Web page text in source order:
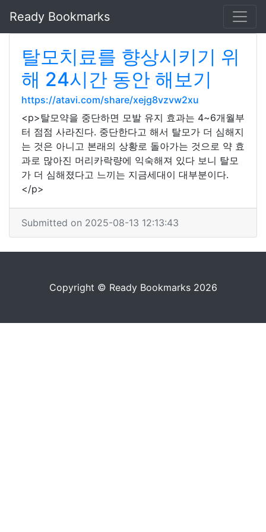
Ready Bookmarks
탈모치료를 향상시키기 위
해 24시간 동안 해보기
https://atavi.com/share/xejg8vzvw2xu
<p>탈모약을 중단하면 모발 유지 효과는 4~6개월부
터 점점 사라진다. 중단한다고 해서 탈모가 더 심해지
는 것은 아니고 본래의 상황로 돌아가는 것으로 약 효
과로 많아진 머리카락량에 익숙해져 있다 보니 탈모
가 더 심해졌다고 느끼는 지금세대이 대부분이다.
</p>
Submitted on 2025-08-13 12:13:43
Copyright © Ready Bookmarks 2026